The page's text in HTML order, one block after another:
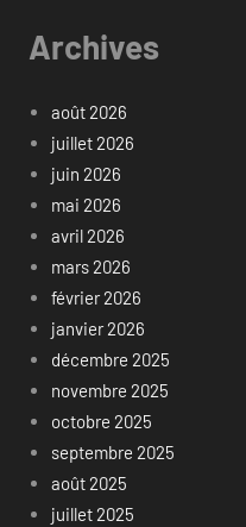
Archives
août 2026
juillet 2026
juin 2026
mai 2026
avril 2026
mars 2026
février 2026
janvier 2026
décembre 2025
novembre 2025
octobre 2025
septembre 2025
août 2025
juillet 2025